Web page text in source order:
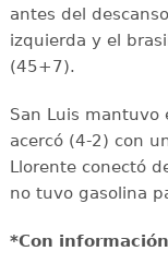
antes del
izquierda y el
(45+7).
San Luis mantuvo
acercó (4-2) con
Llorente conectó
no tuvo gasolina
*Con